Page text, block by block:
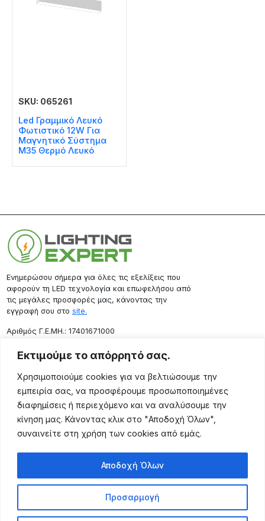
Εκτιμούμε το απόρρητό σας.
Χρησιμοποιούμε cookies για να βελτιώσουμε την
εμπειρία σας, να προσφέρουμε προσωποποιημένες
διαφημίσεις ή περιεχόμενο και να αναλύσουμε την
κίνηση μας. Κάνοντας κλικ στο "Αποδοχή Όλων",
συναινείτε στη χρήση των cookies από εμάς.
Προσαρμογή
Αποδοχή Όλων
SKU: 065261
Led Γραμμικό Λευκό
Φωτιστικό 12W Για
Μαγνητικό Σύστημα
Μ35 Θερμό Λευκό
Ενημερώσου σήμερα για όλες τις εξελίξεις που
αφορούν τη LED τεχνολογία και επωφελήσου από
τις μεγάλες προσφορές μας, κάνοντας την
εγγραφή σου στο site.
Aριθμός Γ.Ε.ΜΗ.: 17401671000
Επικοινωνία
Ρόδου 133, Αθήνα 10443
(+30) 211 725 5427
sales@lightingexpert.gr
Χρήσιμες Σελίδες
Προϊόντα
Τρόποι Αποστολής